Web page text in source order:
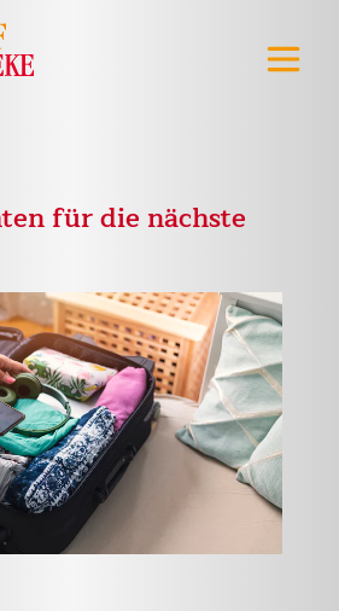
für die nächste